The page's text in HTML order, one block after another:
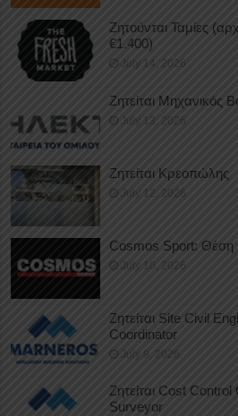
Ζητούνται Ταμίες
€1.400)
July 14, 2026
Ζητείται
July 13, 2026
Ζητείται Κρεοπώλης
July 12, 2026
Cosmos Sport: Θέση
July 10, 2026
Ζητείται Site Civil
Coordinator
July 9, 2026
Ζητείται Cost
Surveyor